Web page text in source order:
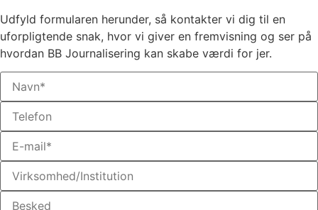
Udfyld formularen herunder, så kontakter vi dig til en
uforpligtende snak, hvor vi giver en fremvisning og ser på
hvordan BB Journalisering kan skabe værdi for jer.